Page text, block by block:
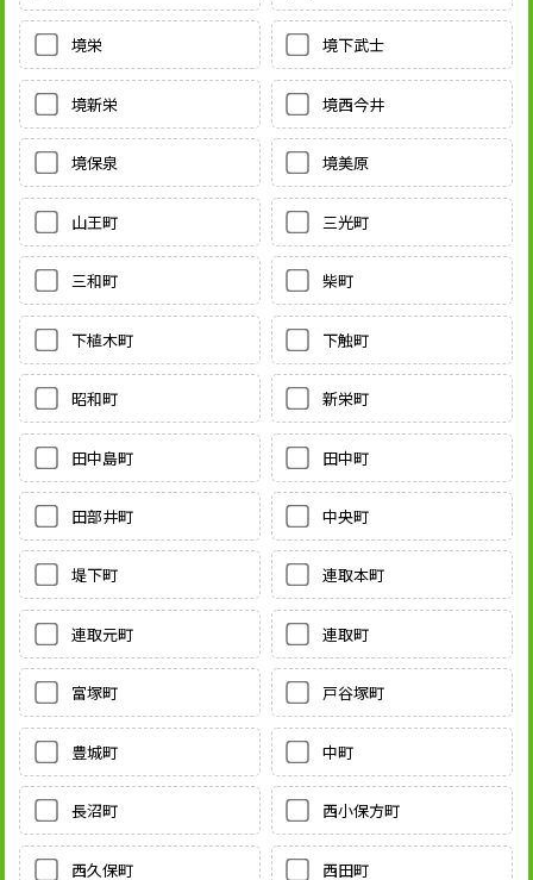
境栄 境下武士
境新栄 境西今井
境保泉 境美原
山王町 三光町
三和町 柴町
下植木町 下触町
昭和町 新栄町
田中島町 田中町
田部井町 中央町
堤下町 連取本町
連取元町 連取町
富塚町 戸谷塚町
豊城町 中町
長沼町 西小保方町
西久保町 西田町